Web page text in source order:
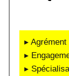
▸
▸
▸